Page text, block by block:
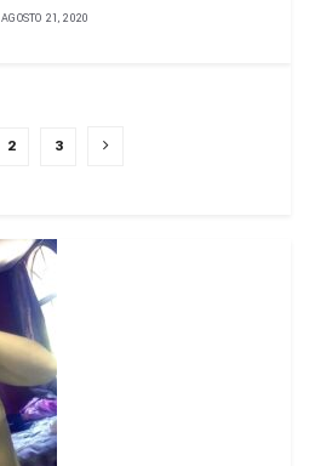
AGOSTO 21, 2020
2 3